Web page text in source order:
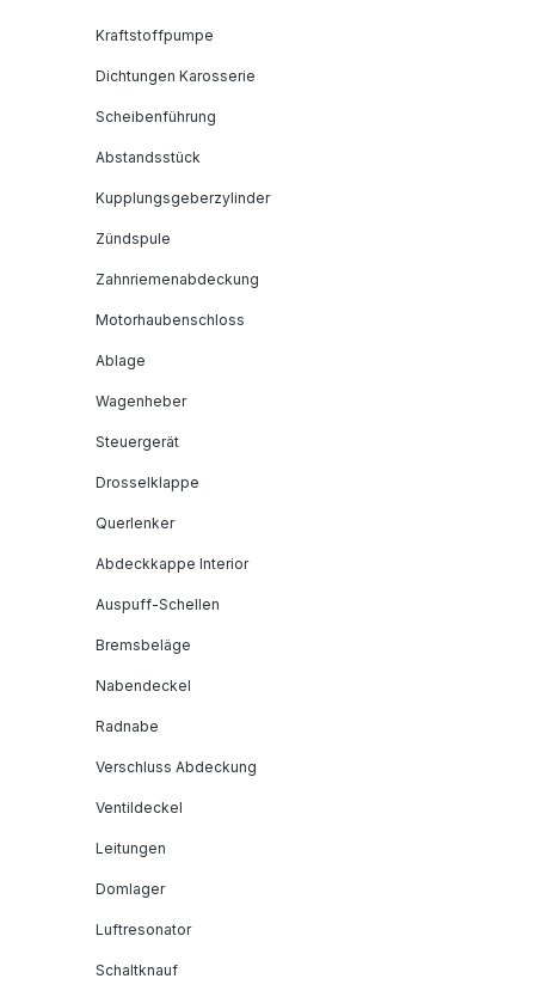
Kraftstoffpumpe
Dichtungen Karosserie
Scheibenführung
Abstandsstück
Kupplungsgeberzylinder
Zündspule
Zahnriemenabdeckung
Motorhaubenschloss
Ablage
Wagenheber
Steuergerät
Drosselklappe
Querlenker
Abdeckkappe Interior
Auspuff-Schellen
Bremsbeläge
Nabendeckel
Radnabe
Verschluss Abdeckung
Ventildeckel
Leitungen
Domlager
Luftresonator
Schaltknauf